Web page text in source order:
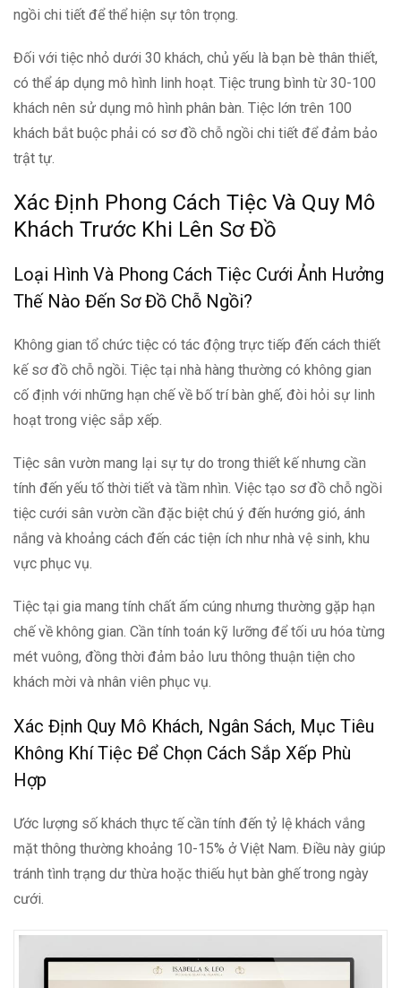
ngồi chi tiết để thể hiện sự tôn trọng.
Đối với tiệc nhỏ dưới 30 khách, chủ yếu là bạn bè thân thiết,
có thể áp dụng mô hình linh hoạt. Tiệc trung bình từ 30-100
khách nên sử dụng mô hình phân bàn. Tiệc lớn trên 100
khách bắt buộc phải có sơ đồ chỗ ngồi chi tiết để đảm bảo
trật tự.
Xác Định Phong Cách Tiệc Và Quy Mô
Khách Trước Khi Lên Sơ Đồ
Loại Hình Và Phong Cách Tiệc Cưới Ảnh Hưởng
Thế Nào Đến Sơ Đồ Chỗ Ngồi?
Không gian tổ chức tiệc có tác động trực tiếp đến cách thiết
kế sơ đồ chỗ ngồi. Tiệc tại nhà hàng thường có không gian
cố định với những hạn chế về bố trí bàn ghế, đòi hỏi sự linh
hoạt trong việc sắp xếp.
Tiệc sân vườn mang lại sự tự do trong thiết kế nhưng cần
tính đến yếu tố thời tiết và tầm nhìn. Việc tạo sơ đồ chỗ ngồi
tiệc cưới sân vườn cần đặc biệt chú ý đến hướng gió, ánh
nắng và khoảng cách đến các tiện ích như nhà vệ sinh, khu
vực phục vụ.
Tiệc tại gia mang tính chất ấm cúng nhưng thường gặp hạn
chế về không gian. Cần tính toán kỹ lưỡng để tối ưu hóa từng
mét vuông, đồng thời đảm bảo lưu thông thuận tiện cho
khách mời và nhân viên phục vụ.
Xác Định Quy Mô Khách, Ngân Sách, Mục Tiêu
Không Khí Tiệc Để Chọn Cách Sắp Xếp Phù
Hợp
Ước lượng số khách thực tế cần tính đến tỷ lệ khách vắng
mặt thông thường khoảng 10-15% ở Việt Nam. Điều này giúp
tránh tình trạng dư thừa hoặc thiếu hụt bàn ghế trong ngày
cưới.